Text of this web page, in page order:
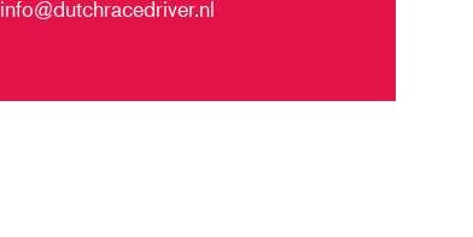
info@dutchracedriver.nl